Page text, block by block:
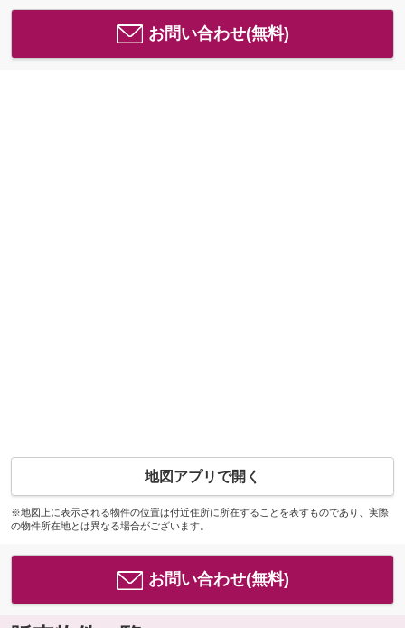
お問い合わせ(無料)
地図アプリで開く
※地図上に表示される物件の位置は付近住所に所在することを表すものであり、実際
の物件所在地とは異なる場合がございます。
お問い合わせ(無料)